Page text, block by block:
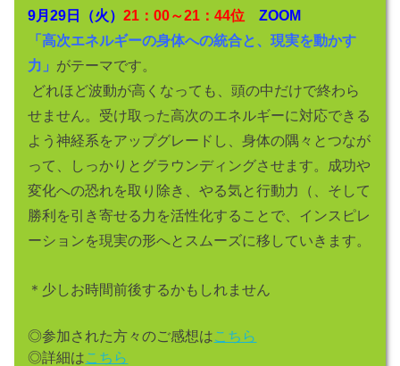
9月29日（火）21：00～21：44位 ZOOM
「高次エネルギーの身体への統合と、現実を動かす
力」 がテーマです。
どれほど波動が高くなっても、頭の中だけで終わら
せません。受け取った高次のエネルギーに対応できる
よう神経系をアップグレードし、身体の隅々とつなが
って、しっかりとグラウンディングさせます。成功や
変化への恐れを取り除き、やる気と行動力（、そして
勝利を引き寄せる力を活性化することで、インスピレ
ーションを現実の形へとスムーズに移していきます。
＊少しお時間前後するかもしれません
◎参加された方々のご感想はこちら
◎詳細はこちら